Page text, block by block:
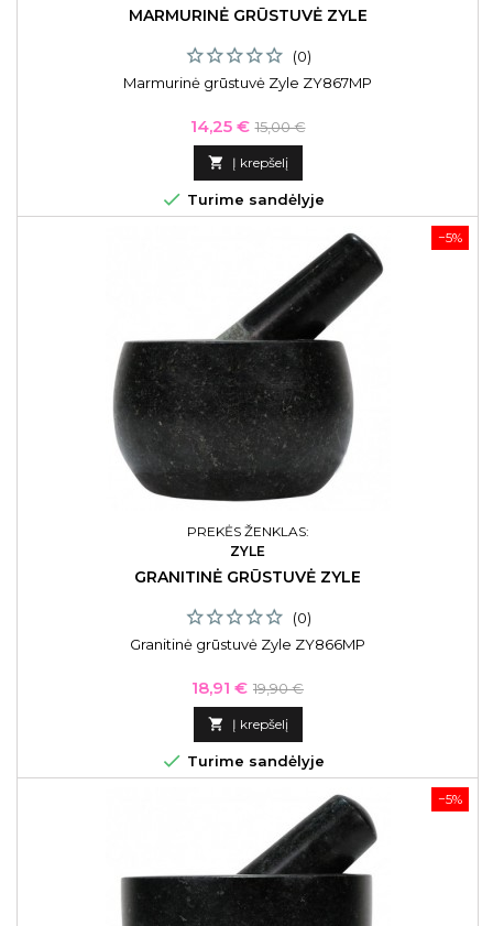
MARMURINĖ GRŪSTUVĖ ZYLE
(0)
Marmurinė grūstuvė Zyle ZY867MP
Kaina
14,25 € Bazinė
kaina
15,00 €
 Į krepšelį
 Turime sandėlyje
−5%
PREKĖS ŽENKLAS:
ZYLE
GRANITINĖ GRŪSTUVĖ ZYLE
(0)
Granitinė grūstuvė Zyle ZY866MP
Kaina
18,91 € Bazinė
kaina
19,90 €
 Į krepšelį
 Turime sandėlyje
−5%